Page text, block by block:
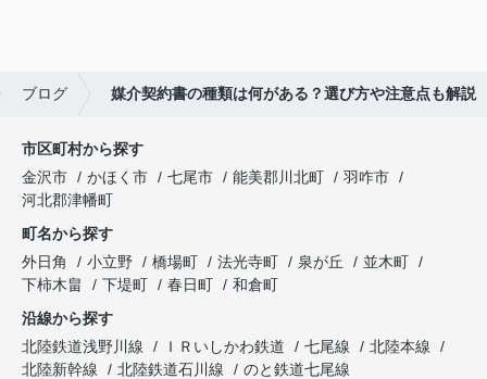
ブログ 媒介契約書の種類は何がある？選び方や注意点も解説
市区町村から探す
金沢市
かほく市 七尾市 能美郡川北町
羽咋市
河北郡津幡町
町名から探す
外日角
小立野 橋場町 法光寺町 泉が丘
並木町
下柿木畠
下堤町 春日町
和倉町
沿線から探す
北陸鉄道浅野川線
ＩＲいしかわ鉄道 七尾線
北陸本線
北陸新幹線
北陸鉄道石川線
のと鉄道七尾線